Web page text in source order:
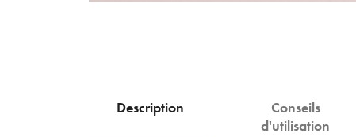
Description
Conseils
d'utilisation